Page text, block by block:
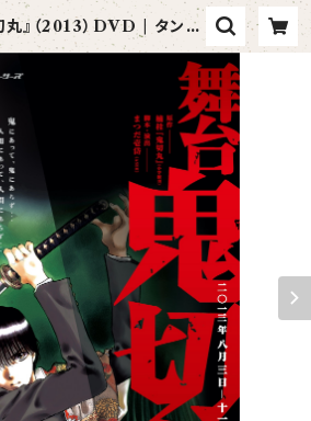
丸』（2013）DVD | タンバ
ティスツ Official Shop